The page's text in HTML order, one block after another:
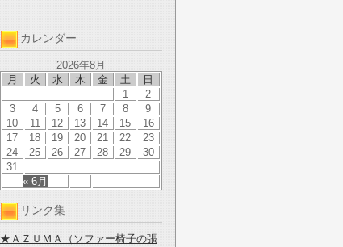
カレンダー
2026年8月
月
火 水 木 金 土 日
« 6月
1
2
3
4 5 6 7 8
9
10
11 12 13 14 15
16
17
18 19 20 21 22
23
24
25 26 27 28 29
30
31
リンク集
★ＡＺＵＭＡ（ソファー椅子の張